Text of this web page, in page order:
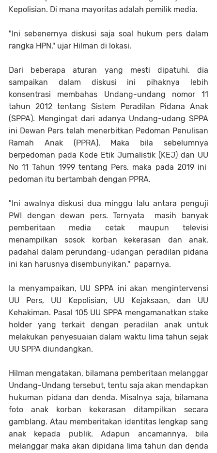
Kepolisian. Di mana mayoritas adalah pemilik media.
"Ini sebenernya diskusi saja soal hukum pers dalam
rangka HPN," ujar Hilman di lokasi.
Dari beberapa aturan yang mesti dipatuhi, dia
sampaikan dalam diskusi ini pihaknya lebih
konsentrasi membahas Undang-undang nomor 11
tahun 2012 tentang Sistem Peradilan Pidana Anak
(SPPA). Mengingat dari adanya Undang-udang SPPA
ini Dewan Pers telah menerbitkan Pedoman Penulisan
Ramah Anak (PPRA). Maka bila sebelumnya
berpedoman pada Kode Etik Jurnalistik (KEJ) dan UU
No 11 Tahun 1999 tentang Pers, maka pada 2019 ini
pedoman itu bertambah dengan PPRA.
"Ini awalnya diskusi dua minggu lalu antara penguji
PWI dengan dewan pers. Ternyata masih banyak
pemberitaan media cetak maupun televisi
menampilkan sosok korban kekerasan dan anak,
padahal dalam perundang-udangan peradilan pidana
ini kan harusnya disembunyikan," paparnya.
Ia menyampaikan, UU SPPA ini akan mengintervensi
UU Pers, UU Kepolisian, UU Kejaksaan, dan UU
Kehakiman. Pasal 105 UU SPPA mengamanatkan stake
holder yang terkait dengan peradilan anak untuk
melakukan penyesuaian dalam waktu lima tahun sejak
UU SPPA diundangkan.
Hilman mengatakan, bilamana pemberitaan melanggar
Undang-Undang tersebut, tentu saja akan mendapkan
hukuman pidana dan denda. Misalnya saja, bilamana
foto anak korban kekerasan ditampilkan secara
gamblang. Atau memberitakan identitas lengkap sang
anak kepada publik. Adapun ancamannya, bila
melanggar maka akan dipidana lima tahun dan denda